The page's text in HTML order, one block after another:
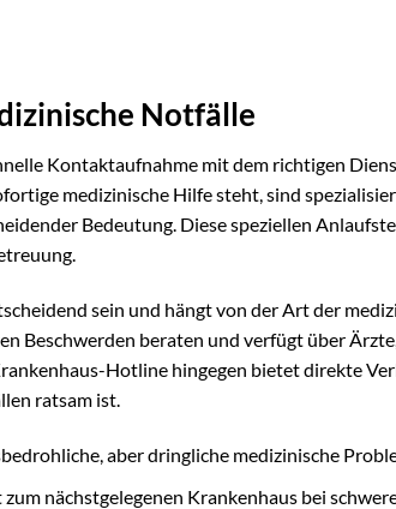
Notfälle
Kontaktaufnahme mit dem richtigen
medizinische Hilfe steht, sind
Bedeutung. Diese speziellen
sein und hängt von der Art der
Beschwerden beraten und verfügt über
Hotline hingegen bietet direkte
ratsam ist.
aber dringliche medizinische
nächstgelegenen Krankenhaus bei